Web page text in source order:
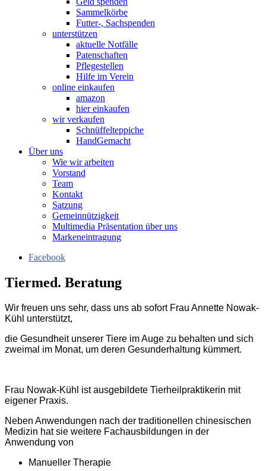
Sammelkörbe
Futter-, Sachspenden
unterstützen
aktuelle Notfälle
Patenschaften
Pflegestellen
Hilfe im Verein
online einkaufen
amazon
hier einkaufen
wir verkaufen
Schnüffelteppiche
HandGemacht
Über uns
Wie wir arbeiten
Vorstand
Team
Kontakt
Satzung
Gemeinnützigkeit
Multimedia Präsentation über uns
Markeneintragung
Facebook
Tiermed. Beratung
Wir freuen uns sehr, dass uns ab sofort Frau Annette Nowak-
Kühl unterstützt,
die Gesundheit unserer Tiere im Auge zu behalten und sich
zweimal im Monat, um deren Gesunderhaltung kümmert.
Frau Nowak-Kühl ist ausgebildete Tierheilpraktikerin mit
eigener Praxis.
Neben Anwendungen nach der traditionellen chinesischen
Medizin hat sie weitere Fachausbildungen in der
Anwendung von
Manueller Therapie